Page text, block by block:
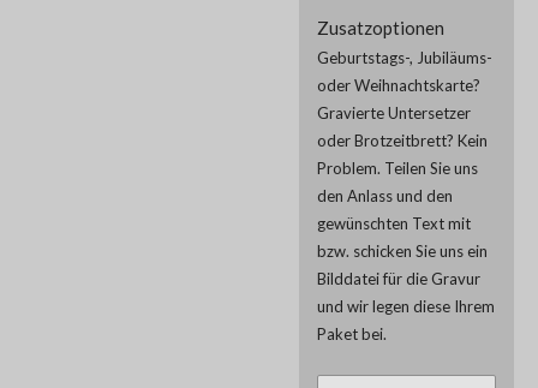
Zusatzoptionen
Geburtstags-, Jubiläums-
oder Weihnachtskarte?
Gravierte Untersetzer
oder Brotzeitbrett? Kein
Problem. Teilen Sie uns
den Anlass und den
gewünschten Text mit
bzw. schicken Sie uns ein
Bilddatei für die Gravur
und wir legen diese Ihrem
Paket bei.